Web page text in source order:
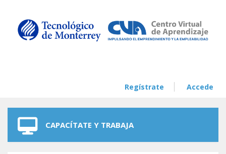
Regístrate Accede
CAPACÍTATE Y TRABAJA